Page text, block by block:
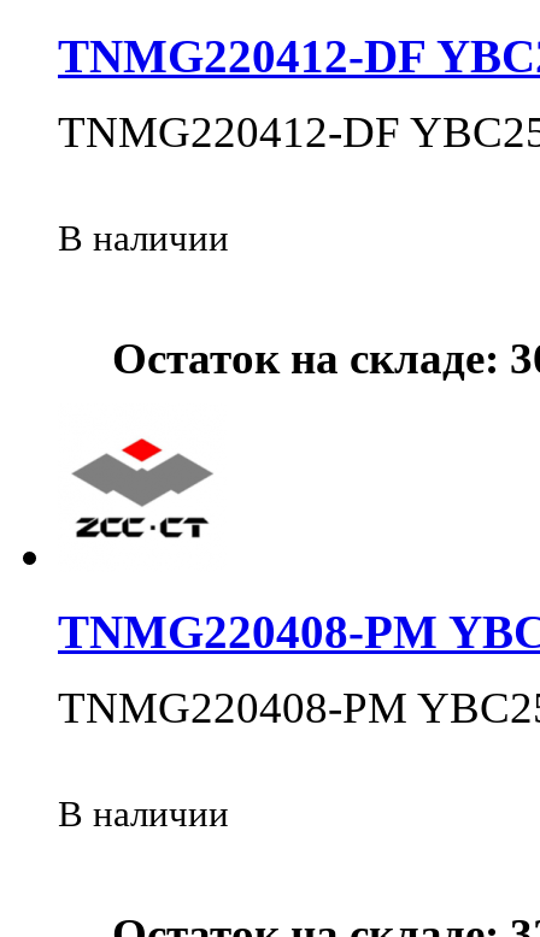
TNMG220412-DF
TNMG220412-DF
В наличии
Остаток на складе:
TNMG220408-PM
TNMG220408-PM
В наличии